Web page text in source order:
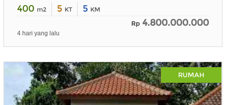
400 m2 5 KT 5 KM
Rp 4.800.000.000
4 hari yang lalu
RUMAH